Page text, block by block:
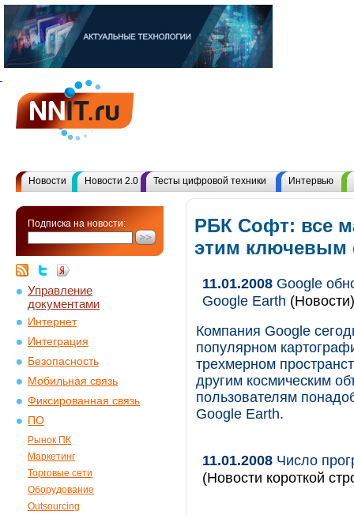
Новости Новости 2.0 Тесты цифровой техники Интервью
Подписка на новости:
Управление
документами
Интернет
Интеграция
Безопасность
Мобильная связь
Фиксированная связь
ПО
Рынок ПК
Маркетинг
Торговые сети
Оборудование
Outsourcing
РБК Софт: все
этим ключевым
11.01.2008 Google
Google Earth (Новости)
Компания Google
популярном
трехмерном
другим космическим
пользователям
Google Earth.
11.01.2008 Число
(Новости короткой